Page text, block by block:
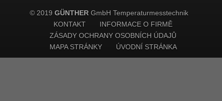
© 2019 GÜNTHER GmbH Temperaturmesstechnik
KONTAKT
INFORMACE O FIRMĚ
ZÁSADY OCHRANY OSOBNÍCH ÚDAJŮ
MAPA STRÁNKY
ÚVODNÍ STRÁNKA